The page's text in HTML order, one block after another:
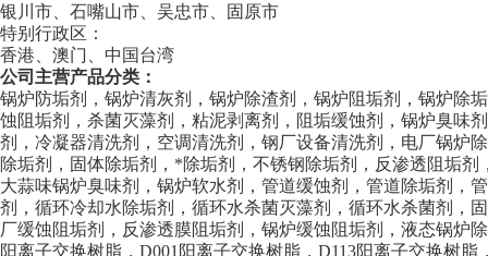
银川市、石嘴山市、吴忠市、固原市
特别行政区：
香港、澳门、中国台湾
公司主营产品分类：
锅炉防垢剂，锅炉清灰剂，锅炉除渣剂，锅炉阻垢剂，锅炉除
蚀阻垢剂，杀菌灭藻剂，粘泥剥离剂，阻垢缓蚀剂，锅炉臭味
剂，冷凝器清洗剂，空调清洗剂，钢厂设备清洗剂，电厂锅炉
除垢剂，固体除垢剂，*除垢剂，不锈钢除垢剂，反渗透阻垢
大蒜味锅炉臭味剂，锅炉软水剂，管道缓蚀剂，管道除垢剂，
剂，循环冷却水除垢剂，循环水杀菌灭藻剂，循环水杀菌剂，
厂缓蚀阻垢剂，反渗透膜阻垢剂，锅炉缓蚀阻垢剂，液态锅炉
阳离子交换树脂，D001阳离子交换树脂，D113阳离子交换树